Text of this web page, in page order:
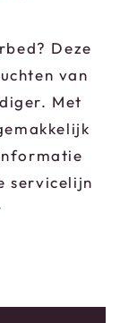
Deze
van
Met
servicelijn